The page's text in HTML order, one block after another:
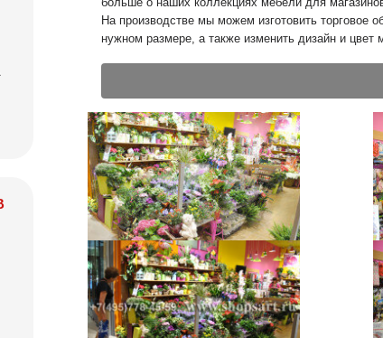
На производстве мы можем изготовить торговое
нужном размере, а также изменить дизайн и